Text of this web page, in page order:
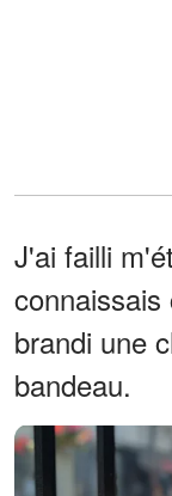
J'ai failli
brandi une
bandeau.